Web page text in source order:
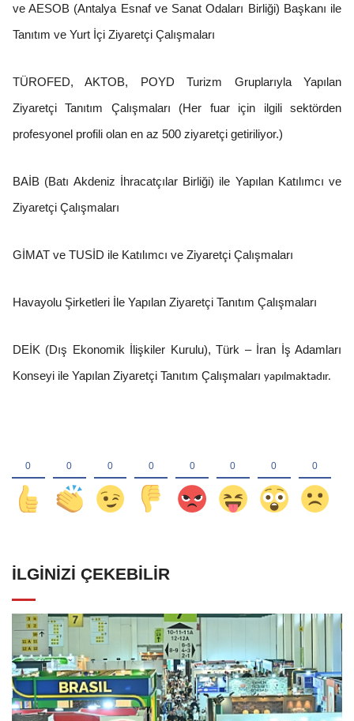
ve AESOB (Antalya Esnaf ve Sanat Odaları Birliği) Başkanı ile
Tanıtım ve Yurt İçi Ziyaretçi Çalışmaları
TÜROFED, AKTOB, POYD Turizm Gruplarıyla Yapılan
Ziyaretçi Tanıtım Çalışmaları (Her fuar için ilgili sektörden
profesyonel profili olan en az 500 ziyaretçi getiriliyor.)
BAİB (Batı Akdeniz İhracatçılar Birliği) ile Yapılan Katılımcı ve
Ziyaretçi Çalışmaları
GİMAT ve TUSİD ile Katılımcı ve Ziyaretçi Çalışmaları
Havayolu Şirketleri İle Yapılan Ziyaretçi Tanıtım Çalışmaları
DEİK (Dış Ekonomik İlişkiler Kurulu), Türk – İran İş Adamları
Konseyi ile Yapılan Ziyaretçi Tanıtım Çalışmaları yapılmaktadır.
İLGINIZI ÇEKEBILIR